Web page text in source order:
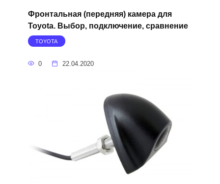
Фронтальная (передняя) камера для
Toyota. Выбор, подключение, сравнение
TOYOTA
0 22.04.2020